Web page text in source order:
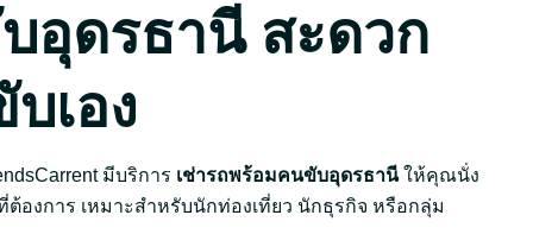
อุดรธานี สะดวก
เอง
มีบริการ เช่ารถพร้อมคนขับอุดรธานีให้คุณนั่ง
งการ เหมาะสำหรับนักท่องเที่ยว นักธุรกิจ หรือกลุ่ม